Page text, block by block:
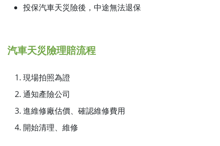
投保汽車天災險後，中途無法退保
汽車天災險理賠流程
現場拍照為證
通知產險公司
進維修廠估價、確認維修費用
開始清理、維修